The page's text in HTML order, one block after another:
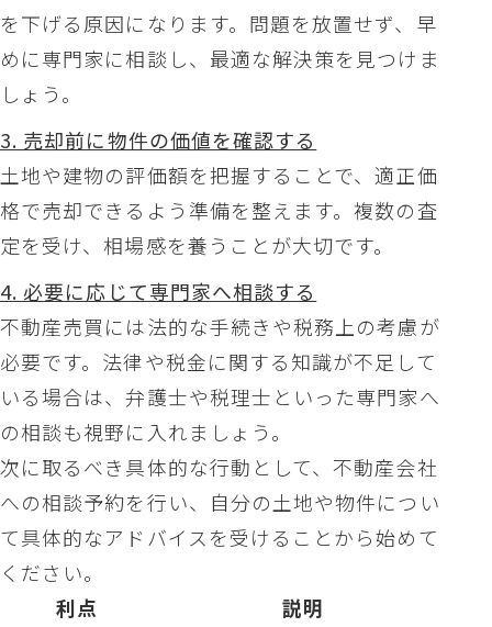
を下げる原因になります。問題を放置せず、早
めに専門家に相談し、最適な解決策を見つけま
しょう。
3. 売却前に物件の価値を確認する
土地や建物の評価額を把握することで、適正価
格で売却できるよう準備を整えます。複数の査
定を受け、相場感を養うことが大切です。
4. 必要に応じて専門家へ相談する
不動産売買には法的な手続きや税務上の考慮が
必要です。法律や税金に関する知識が不足して
いる場合は、弁護士や税理士といった専門家へ
の相談も視野に入れましょう。
次に取るべき具体的な行動として、不動産会社
への相談予約を行い、自分の土地や物件につい
て具体的なアドバイスを受けることから始めて
ください。
利点
説明